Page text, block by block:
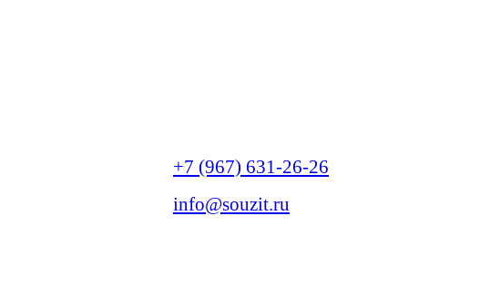
+7 (967) 631-26-26
info@souzit.ru